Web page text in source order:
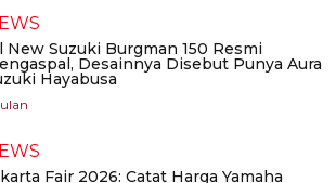
New Suzuki Burgman 150 Resmi
Desainnya Disebut Punya Aura
Hayabusa
Fair 2026: Catat Harga Yamaha